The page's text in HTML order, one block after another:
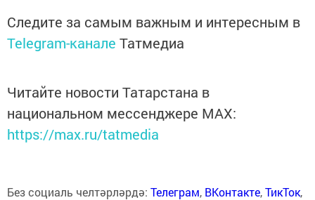
Следите за самым важным и интересным в
Telegram-канале Татмедиа
Читайте новости Татарстана в
национальном мессенджере MАХ:
https://max.ru/tatmedia
Без социаль челтәрләрдә: Телеграм, ВКонтакте,ТикТок,